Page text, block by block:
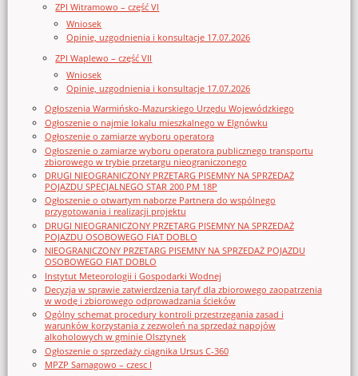
ZPI Witramowo – część VI
Wniosek
Opinie, uzgodnienia i konsultacje 17.07.2026
ZPI Waplewo – część VII
Wniosek
Opinie, uzgodnienia i konsultacje 17.07.2026
Ogłoszenia Warmińsko-Mazurskiego Urzędu Wojewódzkiego
Ogłoszenie o najmie lokalu mieszkalnego w Elgnówku
Ogłoszenie o zamiarze wyboru operatora
Ogłoszenie o zamiarze wyboru operatora publicznego transportu
zbiorowego w trybie przetargu nieograniczonego
DRUGI NIEOGRANICZONY PRZETARG PISEMNY NA SPRZEDAŻ
POJAZDU SPECJALNEGO STAR 200 PM 18P
Ogłoszenie o otwartym naborze Partnera do wspólnego
przygotowania i realizacji projektu
DRUGI NIEOGRANICZONY PRZETARG PISEMNY NA SPRZEDAŻ
POJAZDU OSOBOWEGO FIAT DOBLO
NIEOGRANICZONY PRZETARG PISEMNY NA SPRZEDAŻ POJAZDU
OSOBOWEGO FIAT DOBLO
Instytut Meteorologii i Gospodarki Wodnej
Decyzja w sprawie zatwierdzenia taryf dla zbiorowego zaopatrzenia
w wodę i zbiorowego odprowadzania ścieków
Ogólny schemat procedury kontroli przestrzegania zasad i
warunków korzystania z zezwoleń na sprzedaż napojów
alkoholowych w gminie Olsztynek
Ogłoszenie o sprzedaży ciągnika Ursus C-360
MPZP Samagowo – czesc I